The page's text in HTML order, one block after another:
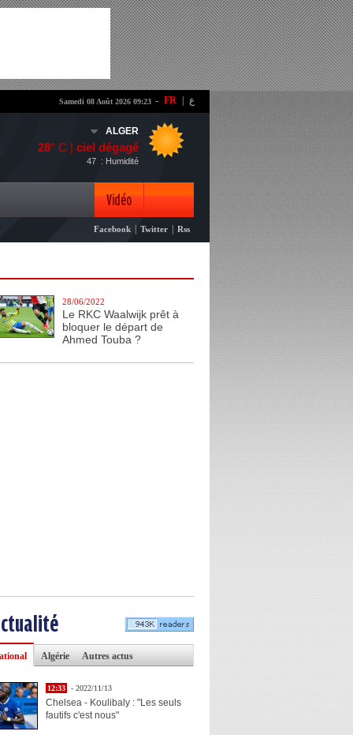
- FR ع Samedi 08 Août 2026 09:23
ALGER
28° C | ciel dégagé
: Humidité
47
Vidéo
Photo
Facebook Twitter Rss
28/06/2022
Le RKC Waalwijk prêt à
bloquer le départ de
Ahmed Touba ?
Algérie Autres actus
12:33 - 2022/11/13
Chelsea - Koulibaly : "Les seuls
fautifs c'est nous"